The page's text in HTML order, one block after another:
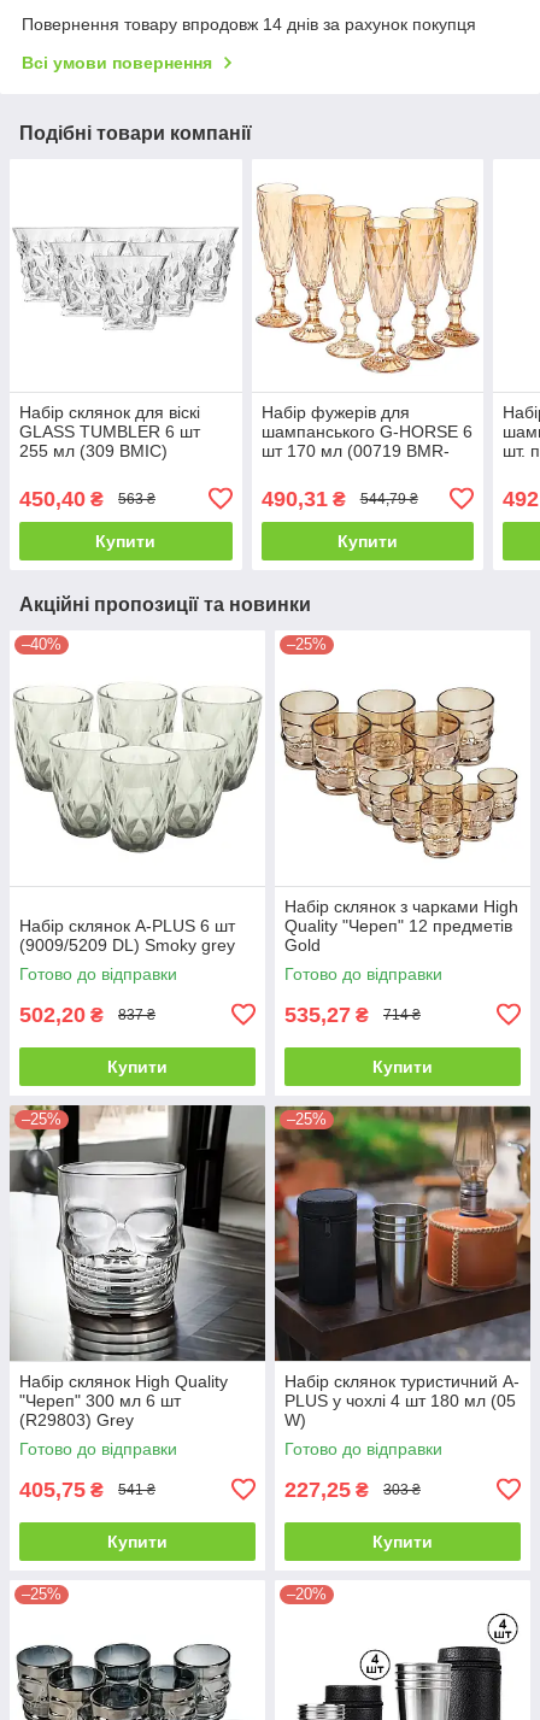
Повернення товару впродовж 14 днів за рахунок покупця
Всі умови повернення
Подібні товари компанії
Набір склянок для віскі
GLASS TUMBLER 6 шт
255 мл (309 BMIC)
450,40 ₴ 563 ₴
Купити
Набір фужерів для
шампанського G-HORSE 6
шт 170 мл (00719 BMR-
490,31₴ 544,79 ₴
Купити
шт.
Акційні пропозиції та новинки
–40%
Набір склянок A-PLUS 6 шт
(9009/5209 DL) Smoky grey
Готово до відправки
502,20 ₴ 837 ₴
Купити
–25%
Набір склянок з чарками High
Quality "Череп" 12 предметів
Gold
Готово до відправки
535,27 ₴ 714 ₴
Купити
–25%
Набір склянок High Quality
"Череп" 300 мл 6 шт
(R29803) Grey
Готово до відправки
405,75 ₴ 541 ₴
Купити
–25%
Набір склянок туристичний A-
PLUS у чохлі 4 шт 180 мл (05
W)
Готово до відправки
227,25 ₴ 303 ₴
Купити
–25% –20%